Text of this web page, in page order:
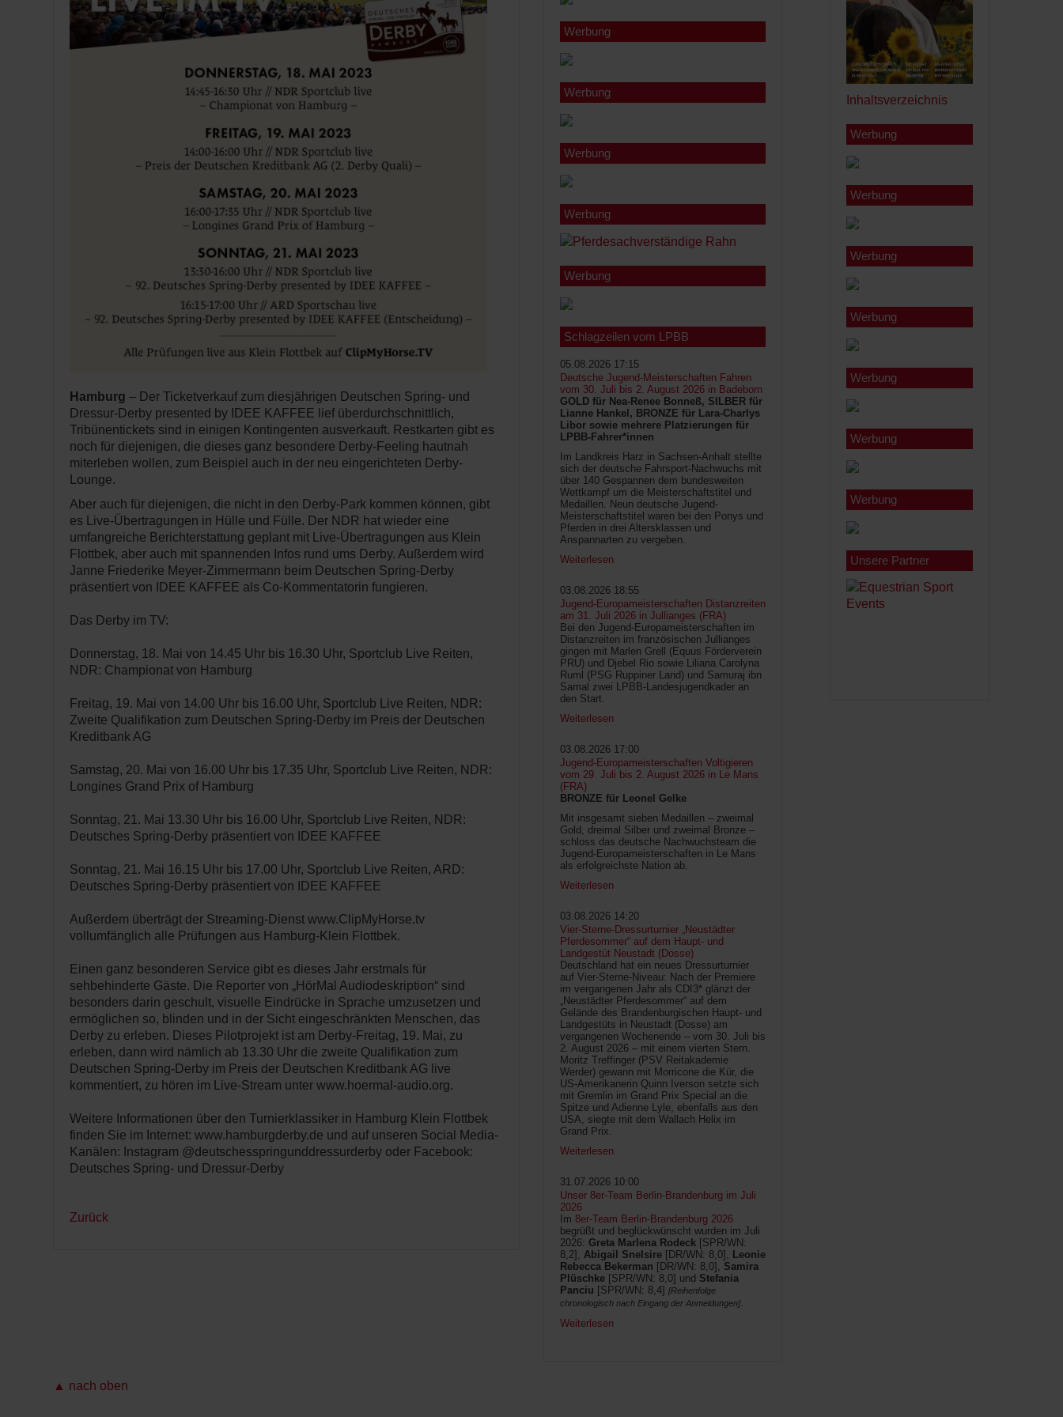
Hamburg – Der Ticketverkauf zum diesjährigen Deutschen Spring- und
Dressur-Derby presented by IDEE KAFFEE lief überdurchschnittlich,
Tribünentickets sind in einigen Kontingenten ausverkauft. Restkarten gibt es
noch für diejenigen, die dieses ganz besondere Derby-Feeling hautnah
miterleben wollen, zum Beispiel auch in der neu eingerichteten Derby-
Lounge.
Aber auch für diejenigen, die nicht in den Derby-Park kommen können, gibt
es Live-Übertragungen in Hülle und Fülle. Der NDR hat wieder eine
umfangreiche Berichterstattung geplant mit Live-Übertragungen aus Klein
Flottbek, aber auch mit spannenden Infos rund ums Derby. Außerdem wird
Janne Friederike Meyer-Zimmermann beim Deutschen Spring-Derby
präsentiert von IDEE KAFFEE als Co-Kommentatorin fungieren.
Das Derby im TV:
Donnerstag, 18. Mai von 14.45 Uhr bis 16.30 Uhr, Sportclub Live Reiten,
NDR: Championat von Hamburg
Freitag, 19. Mai von 14.00 Uhr bis 16.00 Uhr, Sportclub Live Reiten, NDR:
Zweite Qualifikation zum Deutschen Spring-Derby im Preis der Deutschen
Kreditbank AG
Samstag, 20. Mai von 16.00 Uhr bis 17.35 Uhr, Sportclub Live Reiten, NDR:
Longines Grand Prix of Hamburg
Sonntag, 21. Mai 13.30 Uhr bis 16.00 Uhr, Sportclub Live Reiten, NDR:
Deutsches Spring-Derby präsentiert von IDEE KAFFEE
Sonntag, 21. Mai 16.15 Uhr bis 17.00 Uhr, Sportclub Live Reiten, ARD:
Deutsches Spring-Derby präsentiert von IDEE KAFFEE
Außerdem überträgt der Streaming-Dienst www.ClipMyHorse.tv
vollumfänglich alle Prüfungen aus Hamburg-Klein Flottbek.
Einen ganz besonderen Service gibt es dieses Jahr erstmals für
sehbehinderte Gäste. Die Reporter von „HörMal Audiodeskription“ sind
besonders darin geschult, visuelle Eindrücke in Sprache umzusetzen und
ermöglichen so, blinden und in der Sicht eingeschränkten Menschen, das
Derby zu erleben. Dieses Pilotprojekt ist am Derby-Freitag, 19. Mai, zu
erleben, dann wird nämlich ab 13.30 Uhr die zweite Qualifikation zum
Deutschen Spring-Derby im Preis der Deutschen Kreditbank AG live
kommentiert, zu hören im Live-Stream unter www.hoermal-audio.org.
Weitere Informationen über den Turnierklassiker in Hamburg Klein Flottbek
finden Sie im Internet: www.hamburgderby.de und auf unseren Social Media-
Kanälen: Instagram @deutschesspringunddressurderby oder Facebook:
Deutsches Spring- und Dressur-Derby
Zurück
Werbung
Werbung
Werbung
Werbung
Werbung
Schlagzeilen vom LPBB
05.08.2026 17:15
Deutsche Jugend-Meisterschaften Fahren
vom 30. Juli bis 2. August 2026 in Badeborn
GOLD für Nea-Renee Bonneß, SILBER für
Lianne Hankel, BRONZE für Lara-Charlys
Libor sowie mehrere Platzierungen für
LPBB-Fahrer*innen
Im Landkreis Harz in Sachsen-Anhalt stellte
sich der deutsche Fahrsport-Nachwuchs mit
über 140 Gespannen dem bundesweiten
Wettkampf um die Meisterschaftstitel und
Medaillen. Neun deutsche Jugend-
Meisterschaftstitel waren bei den Ponys und
Pferden in drei Altersklassen und
Anspannarten zu vergeben.
Weiterlesen
03.08.2026 18:55
Jugend-Europameisterschaften Distanzreiten
am 31. Juli 2026 in Jullianges (FRA)
Bei den Jugend-Europameisterschaften im
Distanzreiten im französischen Jullianges
gingen mit Marlen Grell (Equus Förderverein
PRU) und Djebel Rio sowie Liliana Carolyna
Ruml (PSG Ruppiner Land) und Samuraj ibn
Samal zwei LPBB-Landesjugendkader an
den Start.
Weiterlesen
03.08.2026 17:00
Jugend-Europameisterschaften Voltigieren
vom 29. Juli bis 2. August 2026 in Le Mans
(FRA)
BRONZE für Leonel Gelke
Mit insgesamt sieben Medaillen – zweimal
Gold, dreimal Silber und zweimal Bronze –
schloss das deutsche Nachwuchsteam die
Jugend-Europameisterschaften in Le Mans
als erfolgreichste Nation ab.
Weiterlesen
03.08.2026 14:20
Vier-Sterne-Dressurturnier „Neustädter
Pferdesommer“ auf dem Haupt- und
Landgestüt Neustadt (Dosse)
Deutschland hat ein neues Dressurturnier
auf Vier-Sterne-Niveau: Nach der Premiere
im vergangenen Jahr als CDI3* glänzt der
„Neustädter Pferdesommer“ auf dem
Gelände des Brandenburgischen Haupt- und
Landgestüts in Neustadt (Dosse) am
vergangenen Wochenende – vom 30. Juli bis
2. August 2026 – mit einem vierten Stern.
Moritz Treffinger (PSV Reitakademie
Werder) gewann mit Morricone die Kür, die
US-Amerikanerin Quinn Iverson setzte sich
mit Gremlin im Grand Prix Special an die
Spitze und Adienne Lyle, ebenfalls aus den
USA, siegte mit dem Wallach Helix im
Grand Prix.
Weiterlesen
31.07.2026 10:00
Unser 8er-Team Berlin-Brandenburg im Juli
2026
Im 8er-Team Berlin-Brandenburg 2026
begrüßt und beglückwünscht wurden im Juli
2026: Greta Marlena Rodeck [SPR/WN:
8,2], Abigail Snelsire [DR/WN: 8,0], Leonie
Rebecca Bekerman [DR/WN: 8,0], Samira
Plüschke [SPR/WN: 8,0] und Stefania
Panciu [SPR/WN: 8,4] [Reihenfolge
chronologisch nach Eingang der Anmeldungen].
Weiterlesen
Inhaltsverzeichnis
Werbung
Werbung
Werbung
Werbung
Werbung
Werbung
Werbung
Unsere Partner
▲ nach oben